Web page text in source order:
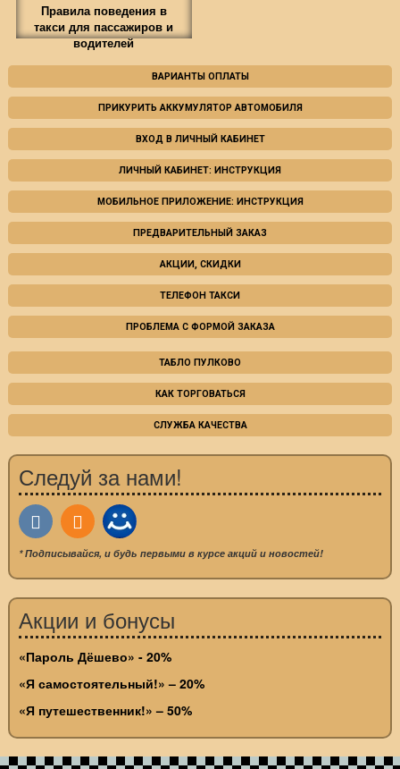
Правила поведения в
такси для пассажиров и
водителей
ВАРИАНТЫ ОПЛАТЫ
ПРИКУРИТЬ АККУМУЛЯТОР АВТОМОБИЛЯ
ВХОД В ЛИЧНЫЙ КАБИНЕТ
ЛИЧНЫЙ КАБИНЕТ: ИНСТРУКЦИЯ
МОБИЛЬНОЕ ПРИЛОЖЕНИЕ: ИНСТРУКЦИЯ
ПРЕДВАРИТЕЛЬНЫЙ ЗАКАЗ
АКЦИИ, СКИДКИ
ТЕЛЕФОН ТАКСИ
ПРОБЛЕМА С ФОРМОЙ ЗАКАЗА
ТАБЛО ПУЛКОВО
КАК ТОРГОВАТЬСЯ
СЛУЖБА КАЧЕСТВА
Следуй за нами!
* Подписывайся, и будь первыми в курсе акций и новостей!
Акции и бонусы
«Пароль Дёшево» - 20%
«Я самостоятельный!» – 20%
«Я путешественник!» – 50%